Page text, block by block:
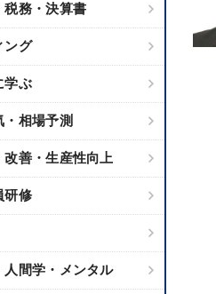
税務・決算書
ング
学ぶ
・相場予測
改善・生産性向上
研修
人間学・メンタル